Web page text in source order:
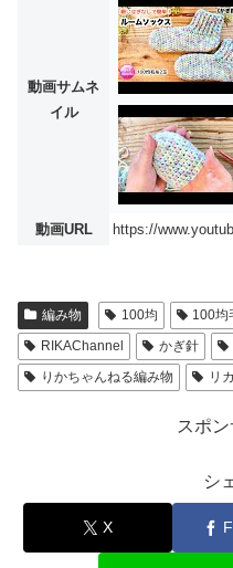
動画サムネ
イル
動画URL https://
編み物 100均 100均
RIKAChannel
かぎ針
りかちゃんねる編み物
リ
スポ
シ
X